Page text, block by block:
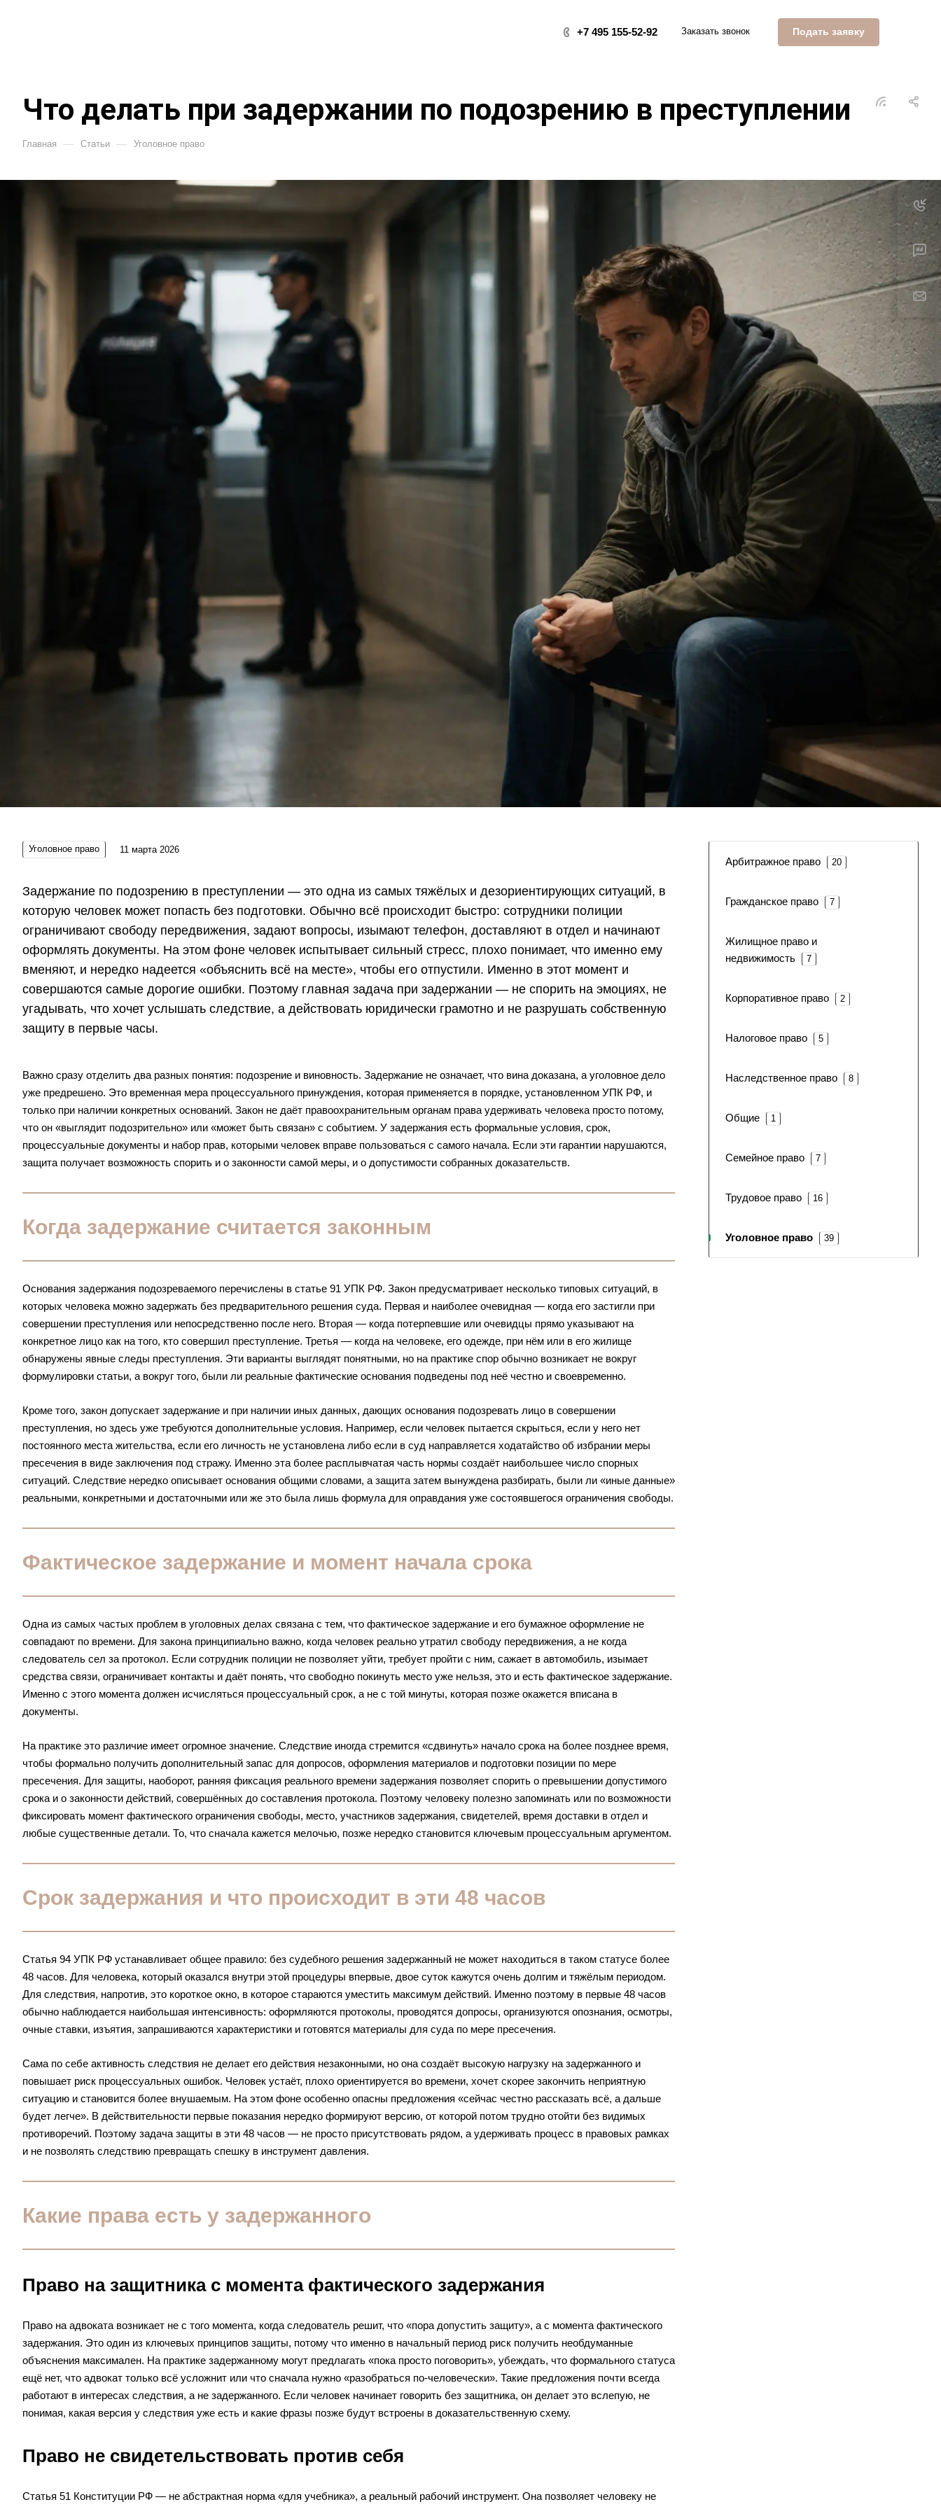
+7 495 155-52-92 Заказать звонок Подать заявку
Что делать при задержании по подозрению в преступлении
Главная — Статьи — Уголовное право
Уголовное право 11 марта 2026
Задержание по подозрению в преступлении — это одна из самых тяжёлых и дезориентирующих ситуаций, в
которую человек может попасть без подготовки. Обычно всё происходит быстро: сотрудники полиции
ограничивают свободу передвижения, задают вопросы, изымают телефон, доставляют в отдел и начинают
оформлять документы. На этом фоне человек испытывает сильный стресс, плохо понимает, что именно ему
вменяют, и нередко надеется «объяснить всё на месте», чтобы его отпустили. Именно в этот момент и
совершаются самые дорогие ошибки. Поэтому главная задача при задержании — не спорить на эмоциях, не
угадывать, что хочет услышать следствие, а действовать юридически грамотно и не разрушать собственную
защиту в первые часы.
Важно сразу отделить два разных понятия: подозрение и виновность. Задержание не означает, что вина доказана, а уголовное дело
уже предрешено. Это временная мера процессуального принуждения, которая применяется в порядке, установленном УПК РФ, и
только при наличии конкретных оснований. Закон не даёт правоохранительным органам права удерживать человека просто потому,
что он «выглядит подозрительно» или «может быть связан» с событием. У задержания есть формальные условия, срок,
процессуальные документы и набор прав, которыми человек вправе пользоваться с самого начала. Если эти гарантии нарушаются,
защита получает возможность спорить и о законности самой меры, и о допустимости собранных доказательств.
Когда задержание считается законным
Основания задержания подозреваемого перечислены в статье 91 УПК РФ. Закон предусматривает несколько типовых ситуаций, в
которых человека можно задержать без предварительного решения суда. Первая и наиболее очевидная — когда его застигли при
совершении преступления или непосредственно после него. Вторая — когда потерпевшие или очевидцы прямо указывают на
конкретное лицо как на того, кто совершил преступление. Третья — когда на человеке, его одежде, при нём или в его жилище
обнаружены явные следы преступления. Эти варианты выглядят понятными, но на практике спор обычно возникает не вокруг
формулировки статьи, а вокруг того, были ли реальные фактические основания подведены под неё честно и своевременно.
Кроме того, закон допускает задержание и при наличии иных данных, дающих основания подозревать лицо в совершении
преступления, но здесь уже требуются дополнительные условия. Например, если человек пытается скрыться, если у него нет
постоянного места жительства, если его личность не установлена либо если в суд направляется ходатайство об избрании меры
пресечения в виде заключения под стражу. Именно эта более расплывчатая часть нормы создаёт наибольшее число спорных
ситуаций. Следствие нередко описывает основания общими словами, а защита затем вынуждена разбирать, были ли «иные данные»
реальными, конкретными и достаточными или же это была лишь формула для оправдания уже состоявшегося ограничения свободы.
Фактическое задержание и момент начала срока
Одна из самых частых проблем в уголовных делах связана с тем, что фактическое задержание и его бумажное оформление не
совпадают по времени. Для закона принципиально важно, когда человек реально утратил свободу передвижения, а не когда
следователь сел за протокол. Если сотрудник полиции не позволяет уйти, требует пройти с ним, сажает в автомобиль, изымает
средства связи, ограничивает контакты и даёт понять, что свободно покинуть место уже нельзя, это и есть фактическое задержание.
Именно с этого момента должен исчисляться процессуальный срок, а не с той минуты, которая позже окажется вписана в
документы.
На практике это различие имеет огромное значение. Следствие иногда стремится «сдвинуть» начало срока на более позднее время,
чтобы формально получить дополнительный запас для допросов, оформления материалов и подготовки позиции по мере
пресечения. Для защиты, наоборот, ранняя фиксация реального времени задержания позволяет спорить о превышении допустимого
срока и о законности действий, совершённых до составления протокола. Поэтому человеку полезно запоминать или по возможности
фиксировать момент фактического ограничения свободы, место, участников задержания, свидетелей, время доставки в отдел и
любые существенные детали. То, что сначала кажется мелочью, позже нередко становится ключевым процессуальным аргументом.
Срок задержания и что происходит в эти 48 часов
Статья 94 УПК РФ устанавливает общее правило: без судебного решения задержанный не может находиться в таком статусе более
48 часов. Для человека, который оказался внутри этой процедуры впервые, двое суток кажутся очень долгим и тяжёлым периодом.
Для следствия, напротив, это короткое окно, в которое стараются уместить максимум действий. Именно поэтому в первые 48 часов
обычно наблюдается наибольшая интенсивность: оформляются протоколы, проводятся допросы, организуются опознания, осмотры,
очные ставки, изъятия, запрашиваются характеристики и готовятся материалы для суда по мере пресечения.
Сама по себе активность следствия не делает его действия незаконными, но она создаёт высокую нагрузку на задержанного и
повышает риск процессуальных ошибок. Человек устаёт, плохо ориентируется во времени, хочет скорее закончить неприятную
ситуацию и становится более внушаемым. На этом фоне особенно опасны предложения «сейчас честно рассказать всё, а дальше
будет легче». В действительности первые показания нередко формируют версию, от которой потом трудно отойти без видимых
противоречий. Поэтому задача защиты в эти 48 часов — не просто присутствовать рядом, а удерживать процесс в правовых рамках
и не позволять следствию превращать спешку в инструмент давления.
Какие права есть у задержанного
Право на защитника с момента фактического задержания
Право на адвоката возникает не с того момента, когда следователь решит, что «пора допустить защиту», а с момента фактического
задержания. Это один из ключевых принципов защиты, потому что именно в начальный период риск получить необдуманные
объяснения максимален. На практике задержанному могут предлагать «пока просто поговорить», убеждать, что формального статуса
ещё нет, что адвокат только всё усложнит или что сначала нужно «разобраться по-человечески». Такие предложения почти всегда
работают в интересах следствия, а не задержанного. Если человек начинает говорить без защитника, он делает это вслепую, не
понимая, какая версия у следствия уже есть и какие фразы позже будут встроены в доказательственную схему.
Право не свидетельствовать против себя
Статья 51 Конституции РФ — не абстрактная норма «для учебника», а реальный рабочий инструмент. Она позволяет человеку не
Арбитражное право 20
Гражданское право 7
Жилищное право и
недвижимость
7
Корпоративное право 2
Налоговое право 5
Наследственное право 8
Общие 1
Семейное право 7
Трудовое право 16
Уголовное право 39